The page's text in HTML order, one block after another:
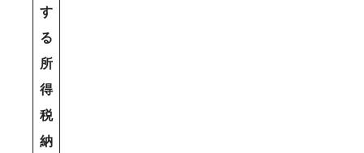
す
る
所
得
税
納